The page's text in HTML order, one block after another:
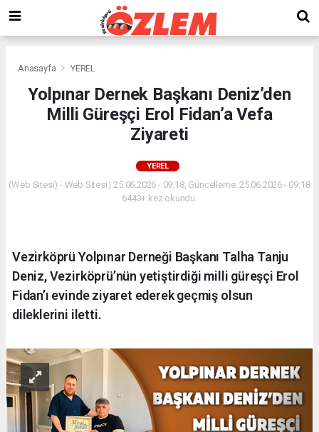
Anasayfa YEREL
Yolpınar Dernek Başkanı Deniz’den
Milli Güreşçi Erol Fidan’a Vefa
Ziyareti
YEREL
(Web Sitesi) - Web Sitesi | 25.06.2026 - 09:18, Güncelleme: 25.06.2026 - 09:18
6443+ kez okundu.
Vezirköprü Yolpınar Derneği Başkanı Talha Tanju
Deniz, Vezirköprü’nün yetiştirdiği milli güreşçi Erol
Fidan’ı evinde ziyaret ederek geçmiş olsun
dileklerini iletti.